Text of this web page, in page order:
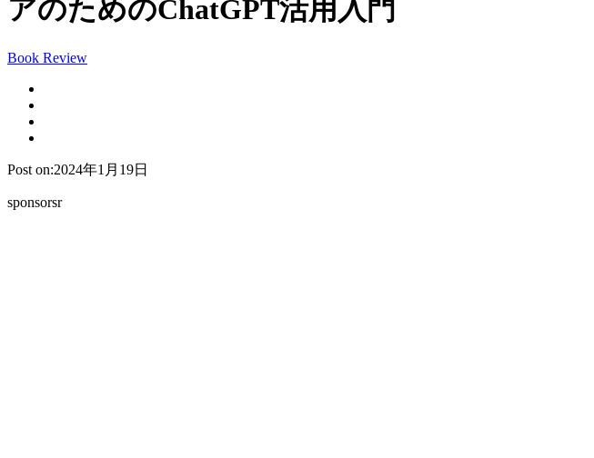
アのためのChatGPT活用入門
Book Review
Post on:2024年1月19日
sponsorsr